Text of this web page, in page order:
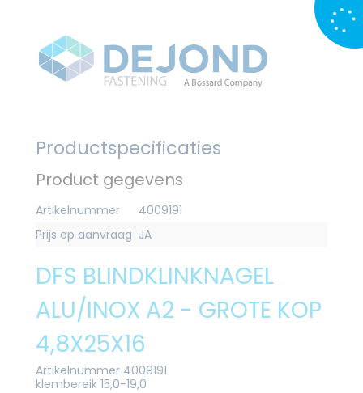
Productspecificaties
Product gegevens
Artikelnummer
4009191
Prijs op aanvraag JA
DFS BLINDKLINKNAGEL
ALU/INOX A2 - GROTE KOP
4,8X25X16
Artikelnummer 4009191
klembereik 15,0-19,0